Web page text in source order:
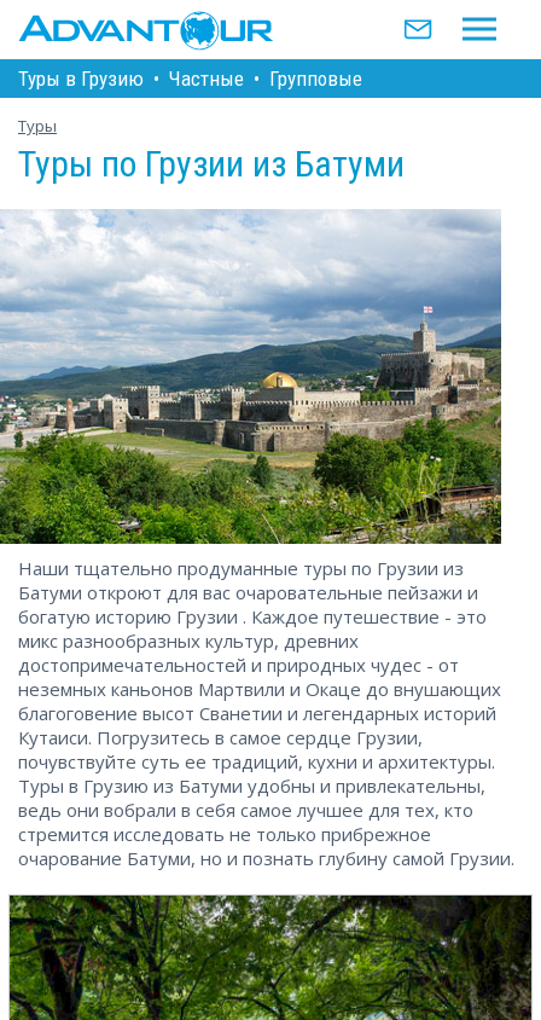
Туры в Грузию • Частные • Групповые
Туры
Туры по Грузии из Батуми
Наши тщательно продуманные туры по Грузии из
Батуми откроют для вас очаровательные пейзажи и
богатую историю Грузии . Каждое путешествие - это
микс разнообразных культур, древних
достопримечательностей и природных чудес - от
неземных каньонов Мартвили и Окаце до внушающих
благоговение высот Сванетии и легендарных историй
Кутаиси. Погрузитесь в самое сердце Грузии,
почувствуйте суть ее традиций, кухни и архитектуры.
Туры в Грузию из Батуми удобны и привлекательны,
ведь они вобрали в себя самое лучшее для тех, кто
стремится исследовать не только прибрежное
очарование Батуми, но и познать глубину самой Грузии.